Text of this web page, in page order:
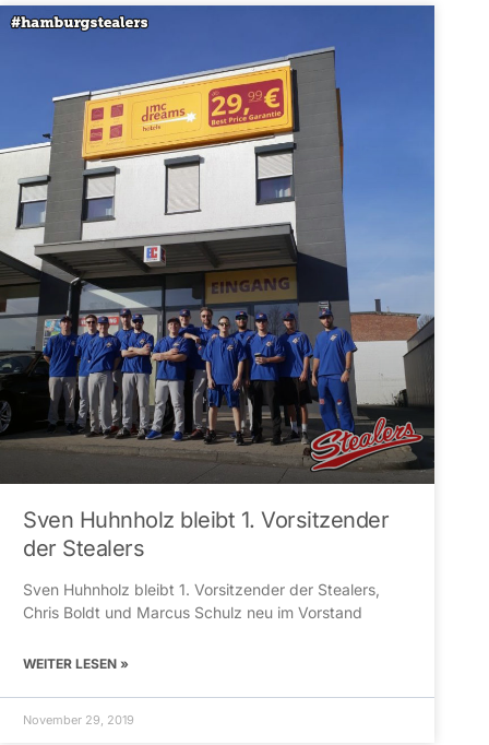
Sven Huhnholz bleibt 1. Vorsitzender
der Stealers
Sven Huhnholz bleibt 1. Vorsitzender der Stealers,
Chris Boldt und Marcus Schulz neu im Vorstand
WEITER LESEN »
November 29, 2019